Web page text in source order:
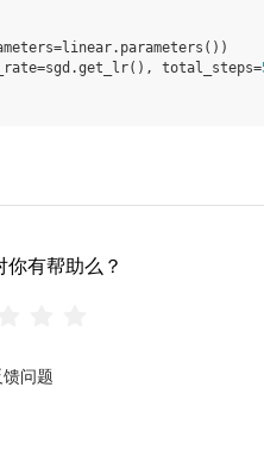
=linear. parameters ())
=sgd .get_lr(), total_steps=
你有帮助么？
馈问题